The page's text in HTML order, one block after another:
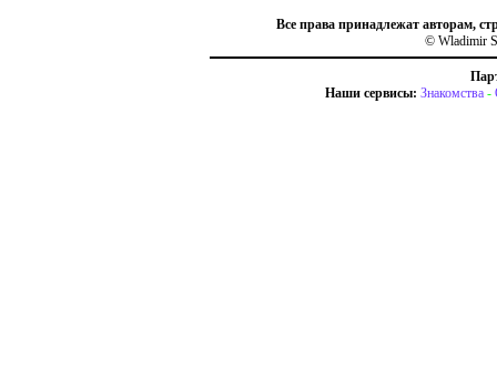
Все права принадлежат авторам,
© Wladimir
Наши сервисы: Знакомства -